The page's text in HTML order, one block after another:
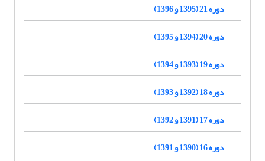
دوره 21 (1395 و 1396)
دوره 20 (1394 و 1395)
دوره 19 (1393 و 1394)
دوره 18 (1392 و 1393)
دوره 17 (1391 و 1392)
دوره 16 (1390 و 1391)